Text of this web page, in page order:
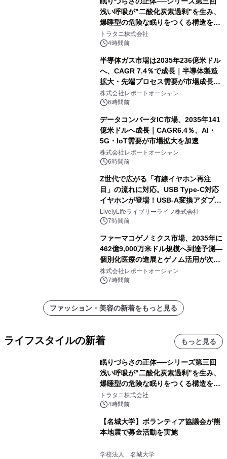
浅い呼吸が"二酸化炭素過剰"を生み、
爆睡型の危険な眠りをつくる構造を解
説
トラタニ株式会社
4時間前
半導体ガス市場は2035年236億米ドル
へ、CAGR 7.4％で成長｜半導体製造
拡大・先端プロセス需要が市場成長を
加速
株式会社レポートオーシャン
6時間前
データコンバータIC市場、2035年141
億米ドルへ成長｜CAGR6.4％、AI・
5G・IoT需要が市場拡大を加速
株式会社レポートオーシャン
6時間前
Z世代で広がる「有線イヤホン再注
目」の流れに対応。USB Type-C対応
イヤホンが登場！USB-A変換アダプタ
ー付きでスマホからパソコンまで幅広
く活用可能
LivelyLifeライブリーライフ株式会社
7時間前
ファーマコゲノミクス市場、2035年に
462億9,000万米ドル規模へ到達予測―
個別化医療の進展とゲノム活用が次世
代ヘルスケア投資を加速
株式会社レポートオーシャン
7時間前
ファッション・美容の新着をもっと見る
ライフスタイルの新着 もっと見る
眠りづらさの正体──シリーズ第三回
浅い呼吸が"二酸化炭素過剰"を生み、
爆睡型の危険な眠りをつくる構造を解
説
トラタニ株式会社
4時間前
【名城大学】ボランティア協議会が熊
本地震で募金活動を実施
学校法人 名城大学